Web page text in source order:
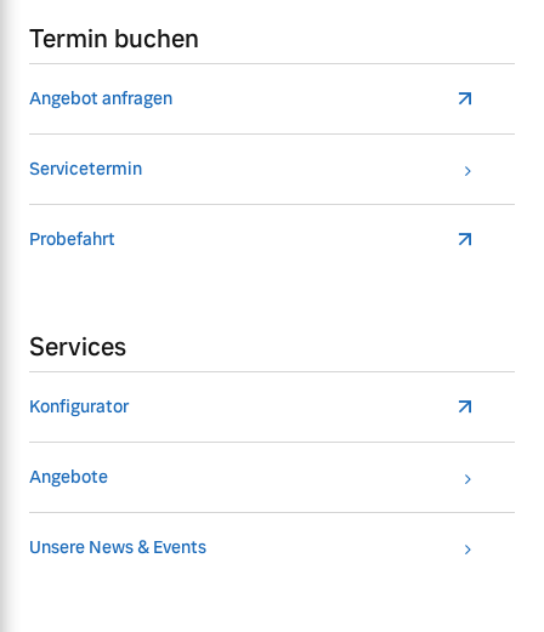
Termin buchen
Angebot anfragen
Servicetermin
Probefahrt
Services
Konfigurator
Angebote
Unsere News & Events